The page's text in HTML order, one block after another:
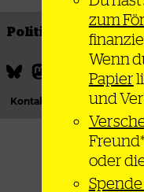
Politik Thema
Kontakt Podcast
zum
Wenn
Papier
und
oder